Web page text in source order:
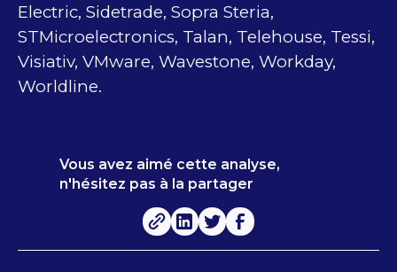
Electric, Sidetrade, Sopra Steria,
STMicroelectronics, Talan, Telehouse, Tessi,
Visiativ, VMware, Wavestone, Workday,
Worldline.
Vous avez aimé cette analyse,
n'hésitez pas à la partager